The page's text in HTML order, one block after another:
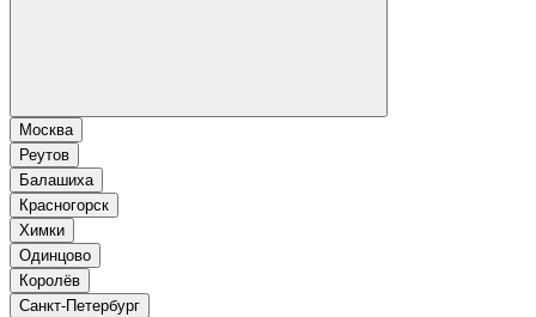
Москва
Реутов
Балашиха
Красногорск
Химки
Одинцово
Королёв
Санкт-Петербург